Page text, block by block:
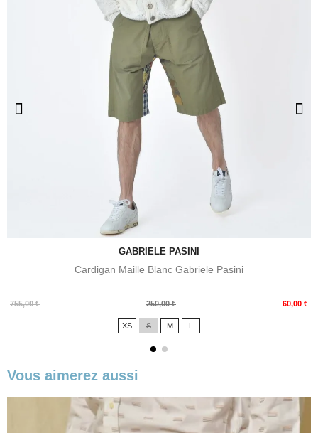
GABRIELE PASINI
Cardigan Maille Blanc Gabriele Pasini
755,00 €
Prix
250,00 € 60,00 €
Prix
XS S M L
Vous aimerez aussi